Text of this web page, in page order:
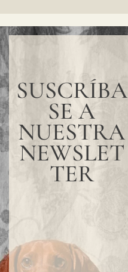
SUSCRÍBA
SE A
NUESTRA
NEWSLET
TER